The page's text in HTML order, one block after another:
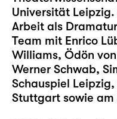
Universität
Arbeit als
Team mit Enrico
Williams, Ödön
Werner Schwab,
Schauspiel
Stuttgart sowie